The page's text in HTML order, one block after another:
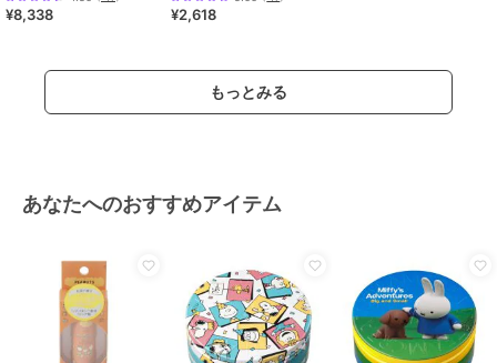
¥8,338 ¥2,618
もっとみる
あなたへのおすすめアイテム